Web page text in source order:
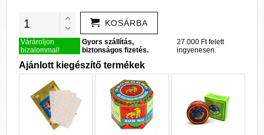
KOSÁRBA
Várároljon
bizalommal!
Gyors szállítás,
biztonságos fizetés.
27.000 Ft felett
ingyenesen.
Ajánlott kiegészítő termékek